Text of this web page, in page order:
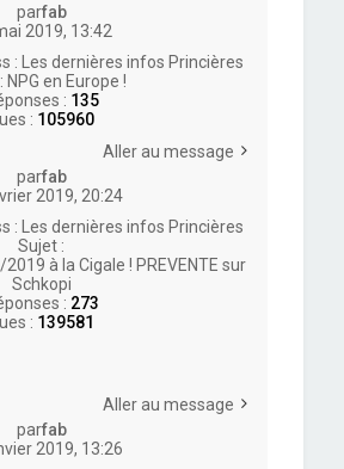
parfab
2019, 13:42
: Les dernières infos Princières
NPG en Europe !
: 135
: 105960
Aller au message
parfab
2019, 20:24
: Les dernières infos Princières
Sujet :
à la Cigale ! PREVENTE sur
Schkopi
: 273
: 139581
Aller au message
parfab
2019, 13:26